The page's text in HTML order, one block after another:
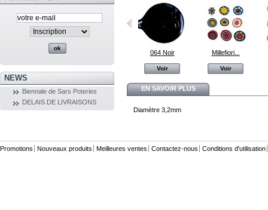
NEWS
Biennale de Sars Poteries
DELAIS DE LIVRAISONS
422 Orange 064 Noir
Voir
Millefiori...
Voir
EN SAVOIR PLUS
Diamètre 3,2mm
Promotions Nouveaux produits Meilleures ventes Contactez-nous Conditions d'utilisation